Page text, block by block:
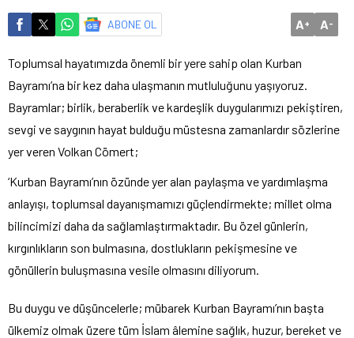
ABONE OL A+ A-
Toplumsal hayatımızda önemli bir yere sahip olan Kurban
Bayramı’na bir kez daha ulaşmanın mutluluğunu yaşıyoruz.
Bayramlar; birlik, beraberlik ve kardeşlik duygularımızı pekiştiren,
sevgi ve saygının hayat bulduğu müstesna zamanlardır sözlerine
yer veren Volkan Cömert;
‘Kurban Bayramı’nın özünde yer alan paylaşma ve yardımlaşma
anlayışı, toplumsal dayanışmamızı güçlendirmekte; millet olma
bilincimizi daha da sağlamlaştırmaktadır. Bu özel günlerin,
kırgınlıkların son bulmasına, dostlukların pekişmesine ve
gönüllerin buluşmasına vesile olmasını diliyorum.
Bu duygu ve düşüncelerle; mübarek Kurban Bayramı’nın başta
ülkemiz olmak üzere tüm İslam âlemine sağlık, huzur, bereket ve